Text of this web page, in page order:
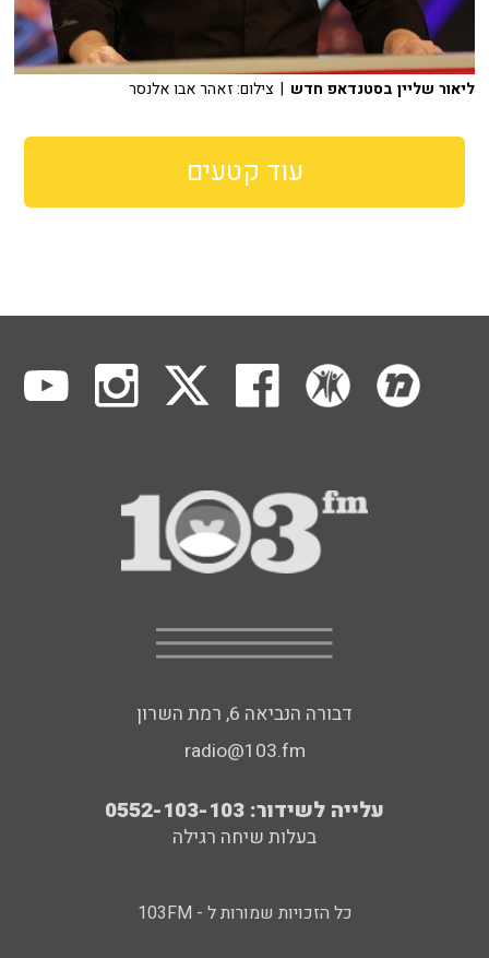
ליאור שליין בסטנדאפ חדש | צילום: זאהר אבו אלנסר
עוד קטעים
דבורה הנביאה 6, רמת השרון
radio@103.fm
עלייה לשידור: 0552-103-103
בעלות שיחה רגילה
כל הזכויות שמורות ל - 103FM